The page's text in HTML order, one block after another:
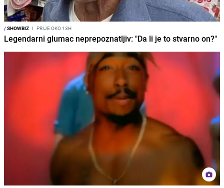
/SHOWBIZ I PRIJE OKO 13H
Legendarni glumac neprepoznatljiv: "Da li je to stvarno on?"